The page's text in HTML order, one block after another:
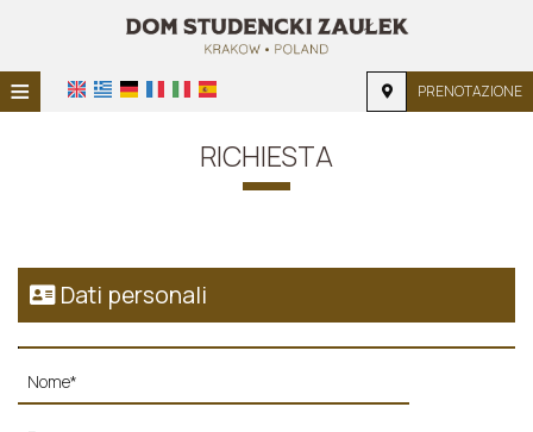
≡ PRENOTAZIONE
POSIZIONE
GALLERIA FOTOGRAFICA
RICHIESTA
Dati personali